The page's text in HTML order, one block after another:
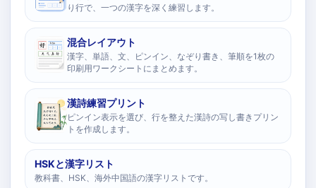
り行で、一つの漢字を深く練習します。
混合レイアウト
漢字、単語、文、ピンイン、なぞり書き、筆順を1枚の
印刷用ワークシートにまとめます。
漢詩練習プリント
ピンイン表示を選び、行を整えた漢詩の写し書きプリン
トを作成します。
HSKと漢字リスト
教科書、HSK、海外中国語の漢字リストです。